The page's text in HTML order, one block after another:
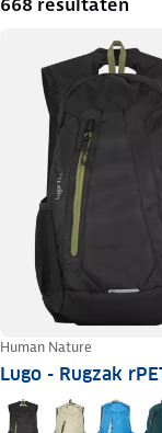
Human Nature
Lugo - Rugzak